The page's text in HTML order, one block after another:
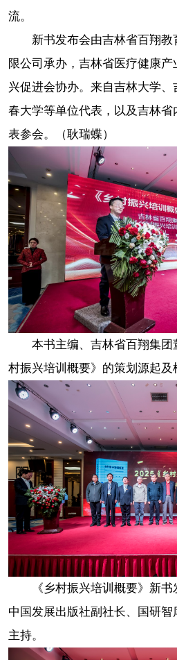
流。
新书发布会由吉林省百翔
限公司承办，吉林省医疗健康
兴促进会协办。来自吉林大学
春大学等单位代表，以及吉林
表参会。（耿瑞蝶）
本书主编、吉林省百翔集
村振兴培训概要》的策划源起及
《乡村振兴培训概要》新
中国发展出版社副社长、国研
主持。